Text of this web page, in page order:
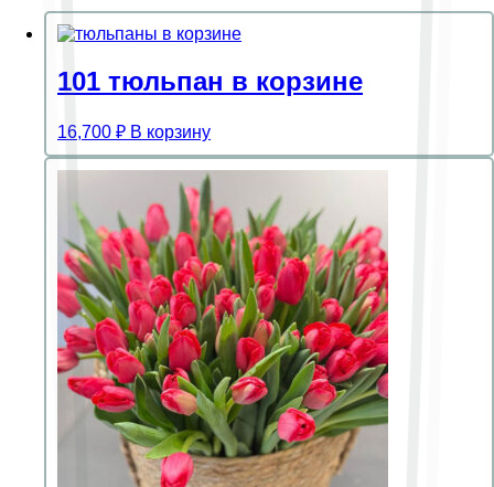
101 тюльпан в корзине
16,700 ₽ В корзину